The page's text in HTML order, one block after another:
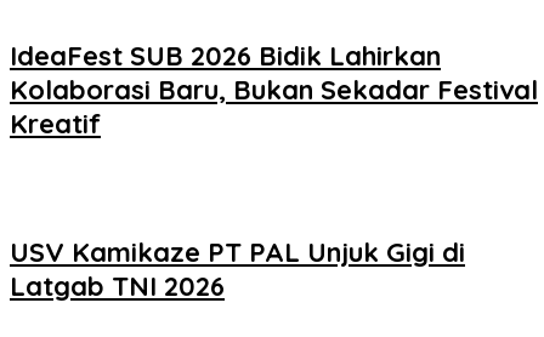
IdeaFest SUB 2026 Bidik Lahirkan
Kolaborasi Baru, Bukan Sekadar Festival
Kreatif
USV Kamikaze PT PAL Unjuk Gigi di
Latgab TNI 2026